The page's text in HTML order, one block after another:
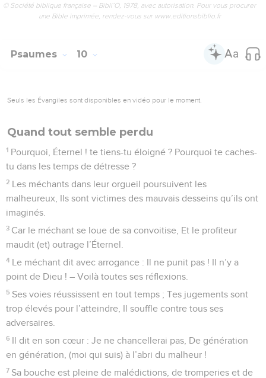
© Société biblique française – Bibli’O, 1978, avec autorisation. Pour vous procurer
une Bible imprimée, rendez-vous sur www.editionsbiblio.fr
Psaumes 10
Seuls les Évangiles sont disponibles en vidéo pour le moment.
Quand tout semble perdu
1 Pourquoi, Éternel ! te tiens-tu éloigné ? Pourquoi te caches-
tu dans les temps de détresse ?
2 Les méchants dans leur orgueil poursuivent les
malheureux, Ils sont victimes des mauvais desseins qu’ils ont
imaginés.
3 Car le méchant se loue de sa convoitise, Et le profiteur
maudit (et) outrage l’Éternel.
4 Le méchant dit avec arrogance : Il ne punit pas ! Il n’y a
point de Dieu ! – Voilà toutes ses réflexions.
5 Ses voies réussissent en tout temps ; Tes jugements sont
trop élevés pour l’atteindre, Il souffle contre tous ses
adversaires.
6 Il dit en son cœur : Je ne chancellerai pas, De génération
en génération, (moi qui suis) à l’abri du malheur !
7 Sa bouche est pleine de malédictions, de tromperies et de